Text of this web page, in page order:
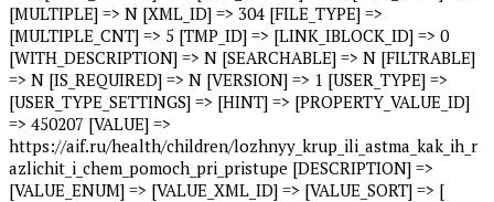
[MULTIPLE] => N [XML_ID] => 304 [FILE_TYPE] =>
[MULTIPLE_CNT] => 5 [TMP_ID] => [LINK_IBLOCK_ID] => 0
[WITH_DESCRIPTION] => N [SEARCHABLE] => N [FILTRABLE]
=> N [IS_REQUIRED] => N [VERSION] => 1 [USER_TYPE] =>
[USER_TYPE_SETTINGS] => [HINT] => [PROPERTY_VALUE_ID]
=> 450207 [VALUE] =>
https://aif.ru/health/children/lozhnyy_krup_ili_astma_kak_ih_r
azlichit_i_chem_pomoch_pri_pristupe [DESCRIPTION] =>
[VALUE_ENUM] => [VALUE_XML_ID] => [VALUE_SORT] => [